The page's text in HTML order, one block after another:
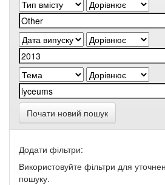
Почати новий пошук
Додати фільтри:
Використовуйте фільтри для
пошуку.